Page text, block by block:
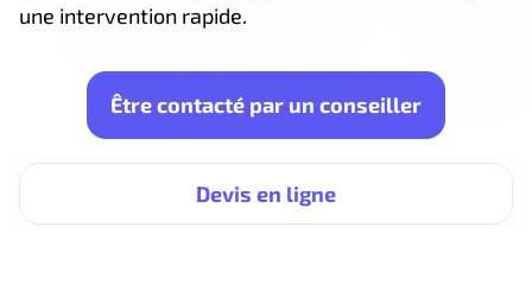
une intervention rapide.
Être contacté par un conseiller
Devis en ligne